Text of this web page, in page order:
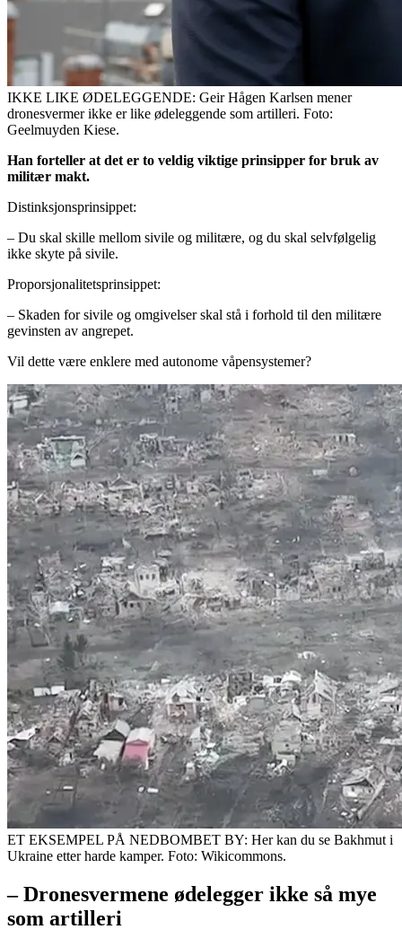
IKKE LIKE ØDELEGGENDE: Geir Hågen Karlsen mener
dronesvermer ikke er like ødeleggende som artilleri. Foto:
Geelmuyden Kiese.
Han forteller at det er to veldig viktige prinsipper for bruk av
militær makt.
Distinksjonsprinsippet:
– Du skal skille mellom sivile og militære, og du skal selvfølgelig
ikke skyte på sivile.
Proporsjonalitetsprinsippet:
– Skaden for sivile og omgivelser skal stå i forhold til den militære
gevinsten av angrepet.
Vil dette være enklere med autonome våpensystemer?
ET EKSEMPEL PÅ NEDBOMBET BY: Her kan du se Bakhmut i
Ukraine etter harde kamper. Foto: Wikicommons.
– Dronesvermene ødelegger ikke så mye
som artilleri